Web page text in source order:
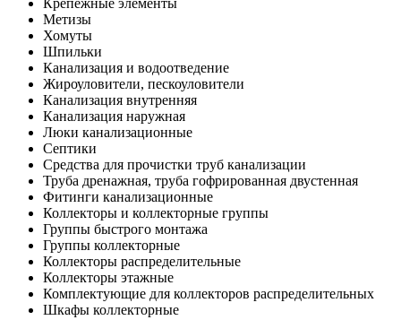
Крепежные элементы
Метизы
Хомуты
Шпильки
Канализация и водоотведение
Жироуловители, пескоуловители
Канализация внутренняя
Канализация наружная
Люки канализационные
Септики
Средства для прочистки труб канализации
Труба дренажная, труба гофрированная двустенная
Фитинги канализационные
Коллекторы и коллекторные группы
Группы быстрого монтажа
Группы коллекторные
Коллекторы распределительные
Коллекторы этажные
Комплектующие для коллекторов распределительных
Шкафы коллекторные